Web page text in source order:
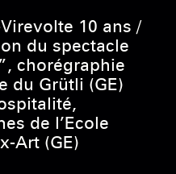
10 ans /
du spectacle
chorégraphie
du Grütli (GE)
de l’Ecole
Art (GE)